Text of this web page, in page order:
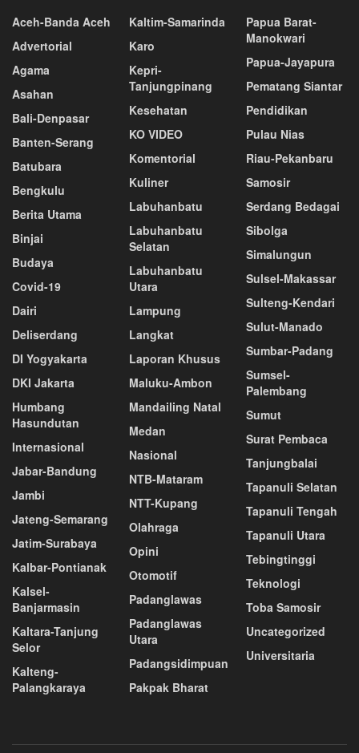
Aceh-Banda Aceh
Advertorial
Agama
Asahan
Bali-Denpasar
Banten-Serang
Batubara
Bengkulu
Berita Utama
Binjai
Budaya
Covid-19
Dairi
Deliserdang
DI Yogyakarta
DKI Jakarta
Humbang
Hasundutan
Internasional
Jabar-Bandung
Jambi
Jateng-Semarang
Jatim-Surabaya
Kalbar-Pontianak
Kalsel-
Banjarmasin
Kaltara-Tanjung
Selor
Kalteng-
Palangkaraya
Kaltim-Samarinda
Karo
Kepri-
Tanjungpinang
Kesehatan
KO VIDEO
Komentorial
Kuliner
Labuhanbatu
Labuhanbatu
Selatan
Labuhanbatu
Utara
Lampung
Langkat
Laporan Khusus
Maluku-Ambon
Mandailing Natal
Medan
Nasional
NTB-Mataram
NTT-Kupang
Olahraga
Opini
Otomotif
Padanglawas
Padanglawas
Utara
Padangsidimpuan
Pakpak Bharat
Papua Barat-
Manokwari
Papua-Jayapura
Pematang Siantar
Pendidikan
Pulau Nias
Riau-Pekanbaru
Samosir
Serdang Bedagai
Sibolga
Simalungun
Sulsel-Makassar
Sulteng-Kendari
Sulut-Manado
Sumbar-Padang
Sumsel-
Palembang
Sumut
Surat Pembaca
Tanjungbalai
Tapanuli Selatan
Tapanuli Tengah
Tapanuli Utara
Tebingtinggi
Teknologi
Toba Samosir
Uncategorized
Universitaria